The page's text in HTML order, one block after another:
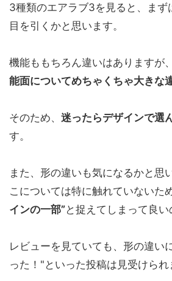
3種類のエアラブ3を見ると、まず
目を引くかと思います。
機能ももちろん違いはありますが
能面についてめちゃくちゃ大きな
そのため、 迷ったらデザインで選
す。
また、形の違いも気になるかと思
こについては特に触れていないため
インの一部”と捉えてしまって良い
レビューを見ていても、形の違い
った！"といった投稿は見受けられ